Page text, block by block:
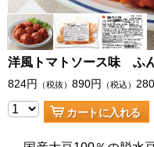
洋風トマトソース味 ふ
824円 （税抜） 890円 （税込）
カートに入れる